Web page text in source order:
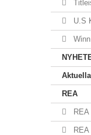
U.S
Winn
REA